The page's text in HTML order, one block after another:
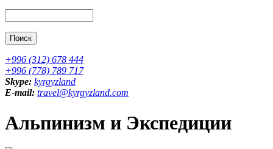
+996 (312) 678 444
+996 (778) 789 717
Skype: kyrgyzland
E-mail: travel@kyrgyzland.com
Альпинизм и Экспедиции